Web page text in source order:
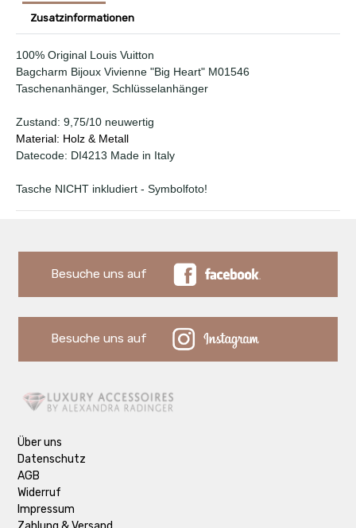
Zusatzinformationen
100% Original Louis Vuitton
Bagcharm Bijoux Vivienne "Big Heart" M01546
Taschenanhänger, Schlüsselanhänger
Zustand: 9,75/10 neuwertig
Material: Holz & Metall
Datecode: DI4213 Made in Italy
Tasche NICHT inkludiert - Symbolfoto!
Besuche uns auf
Besuche uns auf
Über uns
Datenschutz
AGB
Widerruf
Impressum